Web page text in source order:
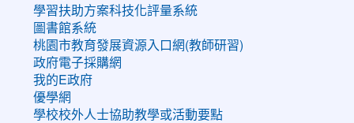
學習扶助方案科技化評量系統
圖書館系統
桃園市教育發展資源入口網(教師研習)
政府電子採購網
我的E政府
優學網
學校校外人士協助教學或活動要點